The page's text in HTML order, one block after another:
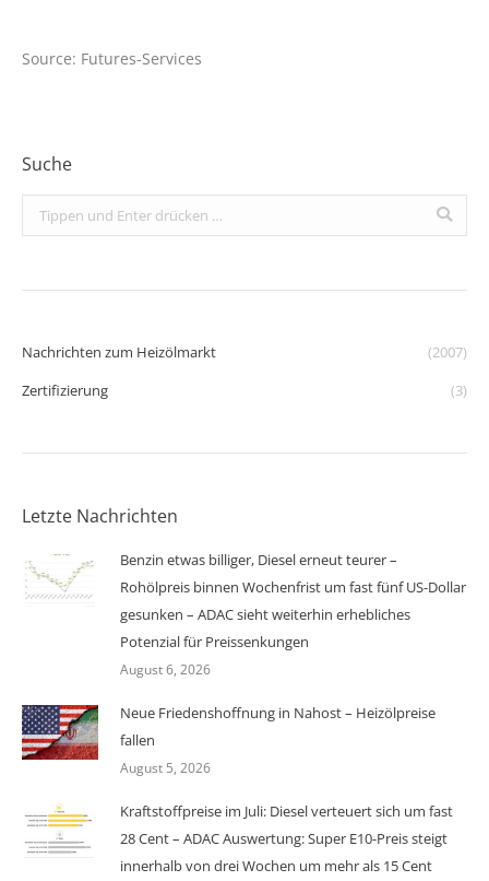
Source: Futures-Services
Suche
Search:
Nachrichten zum Heizölmarkt
(2007)
Zertifizierung
(3)
Letzte Nachrichten
Benzin etwas billiger, Diesel erneut teurer –
Rohölpreis binnen Wochenfrist um fast fünf US-Dollar
gesunken – ADAC sieht weiterhin erhebliches
Potenzial für Preissenkungen
August 6, 2026
Neue Friedenshoffnung in Nahost – Heizölpreise
fallen
August 5, 2026
Kraftstoffpreise im Juli: Diesel verteuert sich um fast
28 Cent – ADAC Auswertung: Super E10-Preis steigt
innerhalb von drei Wochen um mehr als 15 Cent